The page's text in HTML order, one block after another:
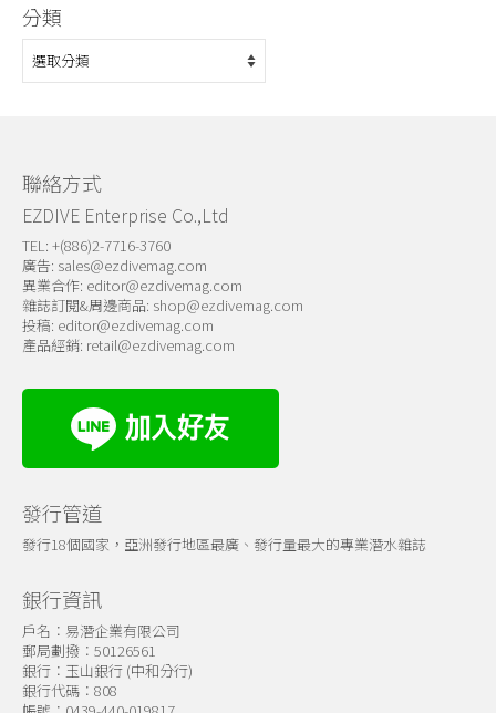
分類
分
類
聯絡方式
EZDIVE Enterprise Co.,Ltd
TEL: +(886)2-7716-3760
廣告: sales@ezdivemag.com
異業合作: editor@ezdivemag.com
雜誌訂閱&周邊商品: shop@ezdivemag.com
投稿: editor@ezdivemag.com
產品經銷: retail@ezdivemag.com
發行管道
發行18個國家，亞洲發行地區最廣、發行量最大的專業潛水雜誌
銀行資訊
戶名：易潛企業有限公司
郵局劃撥：50126561
銀行：玉山銀行 (中和分行)
銀行代碼：808